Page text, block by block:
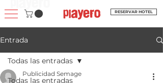
RESERVAR HOTEL
Entrada
Todas las entradas
Todas las entradas
Publicidad Semage